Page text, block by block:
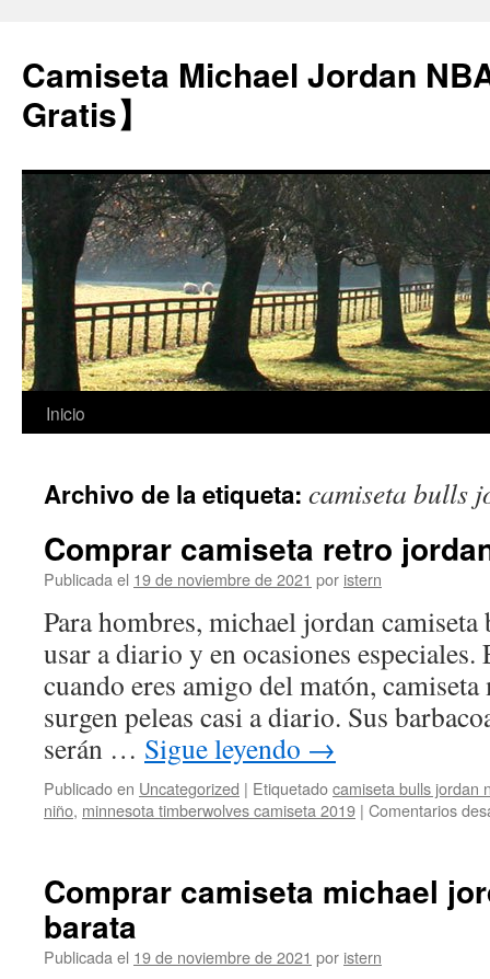
Camiseta Michael Jordan
Gratis】
Saltar
contenido
Inicio
Archivo de la etiqueta: camiseta bulls
Comprar camiseta retro
Publicada el 19 de noviembre de 2021 por istern
Para hombres, michael jordan camiseta
usar a diario y en ocasiones
cuando eres amigo del matón,
surgen peleas casi a diario. Sus
serán … Sigue leyendo →
Publicado en Uncategorized | Etiquetadocamiseta bulls jordan
niño, minnesota timberwolves camiseta 2019 | Comentarios
Comprar camiseta michael
barata
Publicada el 19 de noviembre de 2021 por istern